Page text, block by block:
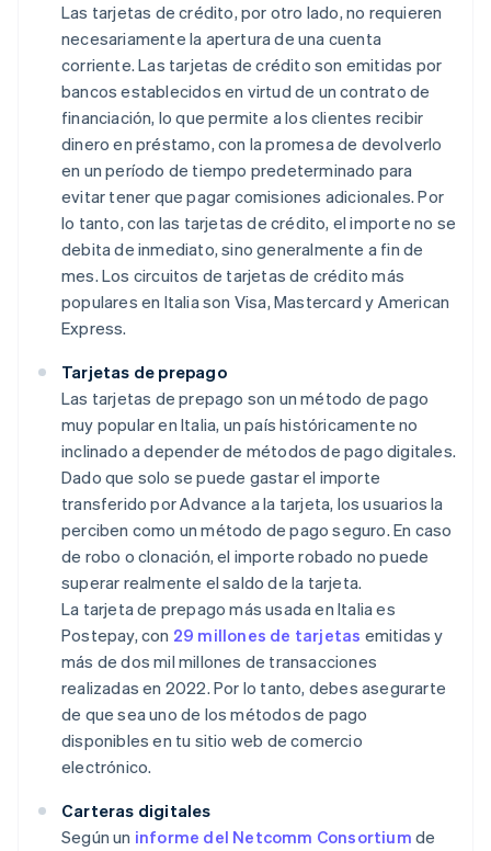
Las tarjetas de crédito, por otro lado, no requieren
necesariamente la apertura de una cuenta
corriente. Las tarjetas de crédito son emitidas por
bancos establecidos en virtud de un contrato de
financiación, lo que permite a los clientes recibir
dinero en préstamo, con la promesa de devolverlo
en un período de tiempo predeterminado para
evitar tener que pagar comisiones adicionales. Por
lo tanto, con las tarjetas de crédito, el importe no se
debita de inmediato, sino generalmente a fin de
mes. Los circuitos de tarjetas de crédito más
populares en Italia son Visa, Mastercard y American
Express.
Tarjetas de prepago
Las tarjetas de prepago son un método de pago
muy popular en Italia, un país históricamente no
inclinado a depender de métodos de pago digitales.
Dado que solo se puede gastar el importe
transferido por Advance a la tarjeta, los usuarios la
perciben como un método de pago seguro. En caso
de robo o clonación, el importe robado no puede
superar realmente el saldo de la tarjeta.
La tarjeta de prepago más usada en Italia es
Postepay, con 29 millones de tarjetas emitidas y
más de dos mil millones de transacciones
realizadas en 2022. Por lo tanto, debes asegurarte
de que sea uno de los métodos de pago
disponibles en tu sitio web de comercio
electrónico.
Carteras digitales
Según un informe del Netcomm Consortium de